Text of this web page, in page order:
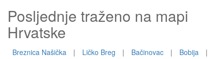
Posljednje traženo na mapi
Hrvatske
Breznica Našička | Ličko Breg | Bačinovac | Bobija
|